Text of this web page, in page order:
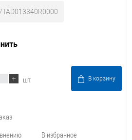
шт В корзину
В избранное